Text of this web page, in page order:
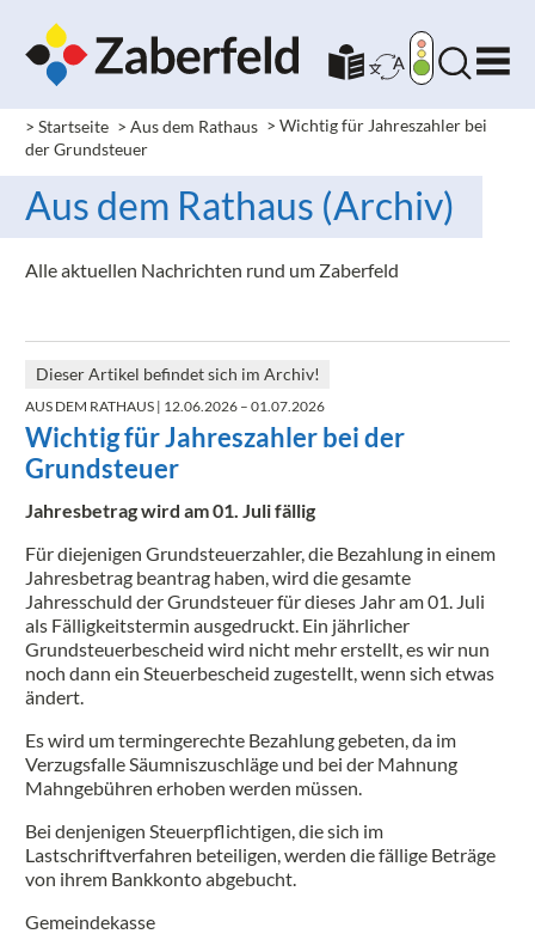
> Startseite > Aus dem Rathaus >Wichtig für Jahreszahler bei
der Grundsteuer
Aus dem Rathaus (Archiv)
Alle aktuellen Nachrichten rund um Zaberfeld
Dieser Artikel befindet sich im Archiv!
AUS DEM RATHAUS | 12.06.2026 – 01.07.2026
Wichtig für Jahreszahler bei der
Grundsteuer
Jahresbetrag wird am 01. Juli fällig
Für diejenigen Grundsteuerzahler, die Bezahlung in einem
Jahresbetrag beantrag haben, wird die gesamte
Jahresschuld der Grundsteuer für dieses Jahr am 01. Juli
als Fälligkeitstermin ausgedruckt. Ein jährlicher
Grundsteuerbescheid wird nicht mehr erstellt, es wir nun
noch dann ein Steuerbescheid zugestellt, wenn sich etwas
ändert.
Es wird um termingerechte Bezahlung gebeten, da im
Verzugsfalle Säumniszuschläge und bei der Mahnung
Mahngebühren erhoben werden müssen.
Bei denjenigen Steuerpflichtigen, die sich im
Lastschriftverfahren beteiligen, werden die fällige Beträge
von ihrem Bankkonto abgebucht.
Gemeindekasse